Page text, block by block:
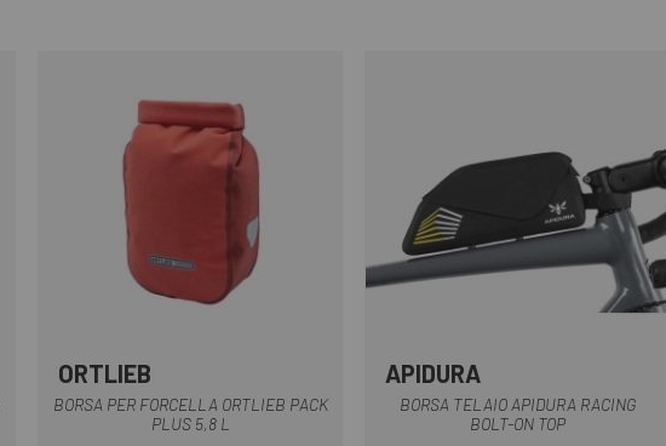
ORTLIEB
BORSA PER FORCELLA ORTLIEB PACK
PLUS 5,8 L
APIDURA
BORSA TELAIO APIDURA RACING
BOLT-ON TOP